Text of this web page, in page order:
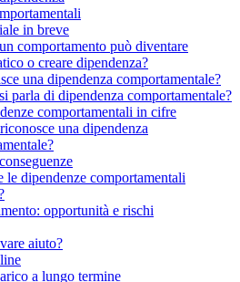
in breve
comportamento può diventare
o creare dipendenza?
una dipendenza comportamentale?
parla di dipendenza comportamentale?
comportamentali in cifre
una dipendenza
le dipendenze comportamentali
opportunità e rischi
aiuto?
a lungo termine